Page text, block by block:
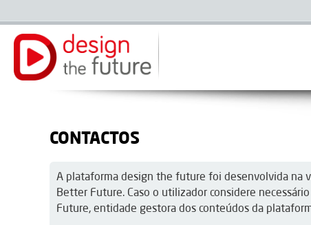
CONTACTOS
A plataforma design the future foi desenvolvida na
Better Future. Caso o utilizador considere
Future, entidade gestora dos conteúdos da